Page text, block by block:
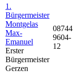
1.
Bürgermeister
Montgelas
Max-
Emanuel
Erster
Bürgermeister
Gerzen
08744
9604-
12